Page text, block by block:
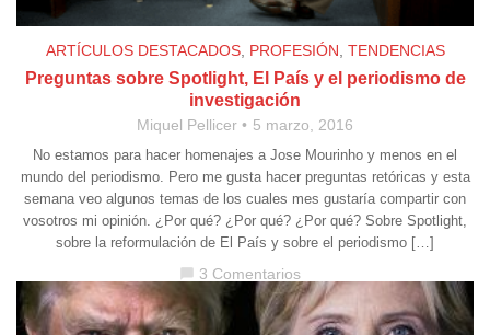
ARTÍCULOS DESTACADOS, PROFESIÓN, TENDENCIAS
Preguntas sobre Spotlight, El País y el periodismo de
investigación
Miquel Pellicer 5 marzo, 2016
No estamos para hacer homenajes a Jose Mourinho y menos en el
mundo del periodismo. Pero me gusta hacer preguntas retóricas y esta
semana veo algunos temas de los cuales mes gustaría compartir con
vosotros mi opinión. ¿Por qué? ¿Por qué? ¿Por qué? Sobre Spotlight,
sobre la reformulación de El País y sobre el periodismo […]
chat_bubble 3 Comentarios